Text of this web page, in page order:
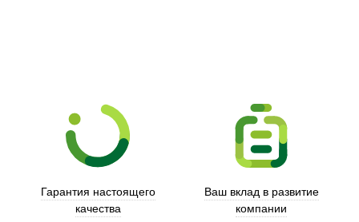
Гарантия настоящего
качества
Ваш вклад в развитие
компании